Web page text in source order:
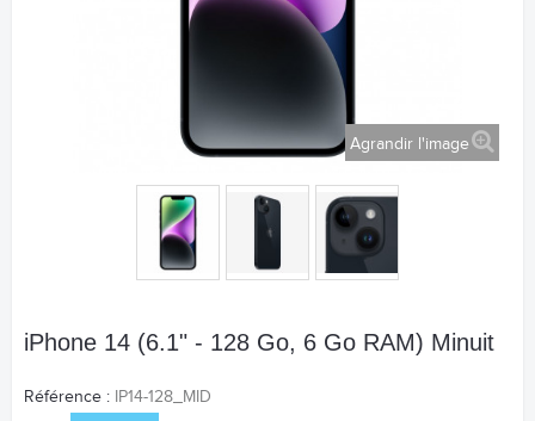
Agrandir l'image
iPhone 14 (6.1" - 128 Go, 6 Go RAM) Minuit
Référence : IP14-128_MID